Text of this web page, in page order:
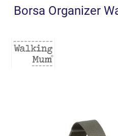
Borsa Organizer